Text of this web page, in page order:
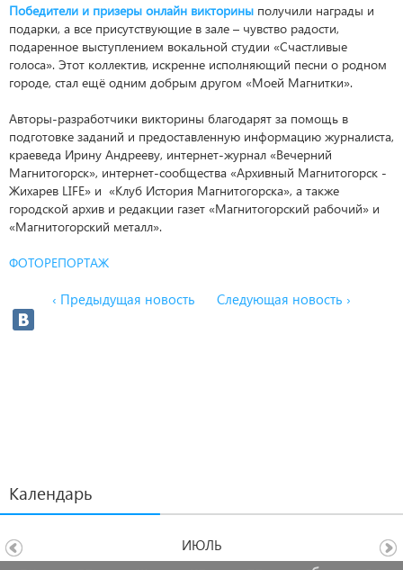
Победители и призеры онлайн викторины получили награды и
подарки, а все присутствующие в зале – чувство радости,
подаренное выступлением вокальной студии «Счастливые
голоса». Этот коллектив, искренне исполняющий песни о родном
городе, стал ещё одним добрым другом «Моей Магнитки».
Авторы-разработчики викторины благодарят за помощь в
подготовке заданий и предоставленную информацию журналиста,
краеведа Ирину Андрееву, интернет-журнал «Вечерний
Магнитогорск», интернет-сообщества «Архивный Магнитогорск -
Жихарев LIFE» и «Клуб История Магнитогорска», а также
городской архив и редакции газет «Магнитогорский рабочий» и
«Магнитогорский металл».
ФОТОРЕПОРТАЖ
‹ Предыдущая новость Следующая новость ›
Календарь
ИЮЛЬ